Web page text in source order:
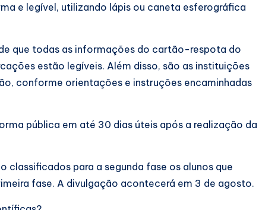
e legível, utilizando lápis ou caneta esferográfica
que todas as informações do cartão-respota do
estão legíveis. Além disso, são as instituições
conforme orientações e instruções encaminhadas
pública em até 30 dias úteis após a realização da
classificados para a segunda fase os alunos que
fase. A divulgação acontecerá em 3 de agosto.